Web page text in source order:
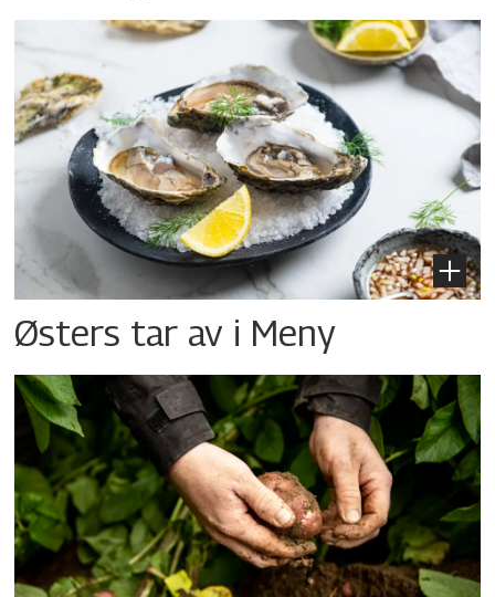
Østers tar av i Meny